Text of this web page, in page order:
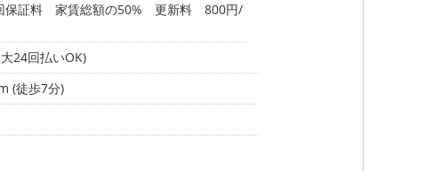
保証料 家賃総額の50% 更新料 800円/
24回払いOK)
(徒歩7分)